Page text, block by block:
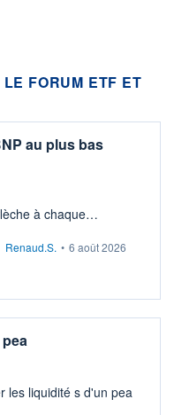
FORUM ETF ET
au plus bas
à chaque
sa retraite.
Renaud.S. • 6 août 2026
les liquidité s d'un pea